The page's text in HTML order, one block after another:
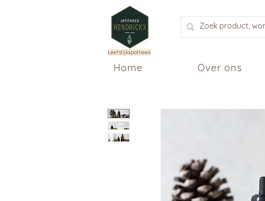
Home Over ons
Leefstijlapotheek